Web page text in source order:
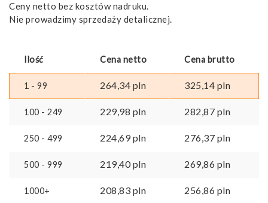
Ceny netto bez kosztów nadruku.
Nie prowadzimy sprzedaży detalicznej.
Ilość Cena netto Cena brutto
1 - 99 264,34 pln 325,14 pln
100 - 249 229,98 pln 282,87 pln
250 - 499 224,69pln 276,37 pln
500 - 999 219,40pln 269,86 pln
1000+ 208,83 pln 256,86 pln